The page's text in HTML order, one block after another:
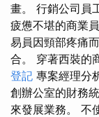
畫。 行銷公司員
疲憊不堪的商業
易員因頸部疼痛
合。 穿著西裝的
登記 專案經理分
創辦公室的財務
來發展業務。